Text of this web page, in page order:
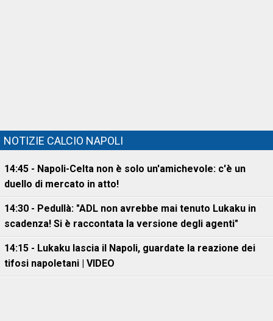
NOTIZIE CALCIO NAPOLI
14:45 - Napoli-Celta non è solo un'amichevole: c'è un
duello di mercato in atto!
14:30 - Pedullà: "ADL non avrebbe mai tenuto Lukaku in
scadenza! Si è raccontata la versione degli agenti"
14:15 - Lukaku lascia il Napoli, guardate la reazione dei
tifosi napoletani | VIDEO